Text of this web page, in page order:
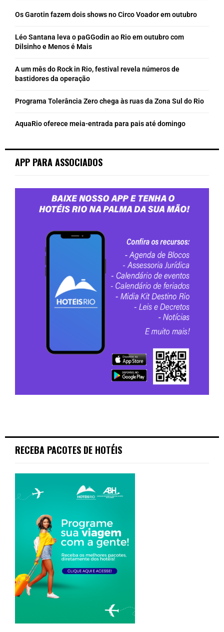
Os Garotin fazem dois shows no Circo Voador em outubro
Léo Santana leva o paGGodin ao Rio em outubro com
Dilsinho e Menos é Mais
A um mês do Rock in Rio, festival revela números de
bastidores da operação
Programa Tolerância Zero chega às ruas da Zona Sul do Rio
AquaRio oferece meia-entrada para pais até domingo
APP PARA ASSOCIADOS
RECEBA PACOTES DE HOTÉIS